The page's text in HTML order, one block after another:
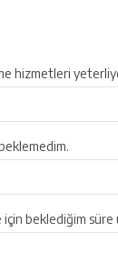
hizmetleri
beklediğim süre